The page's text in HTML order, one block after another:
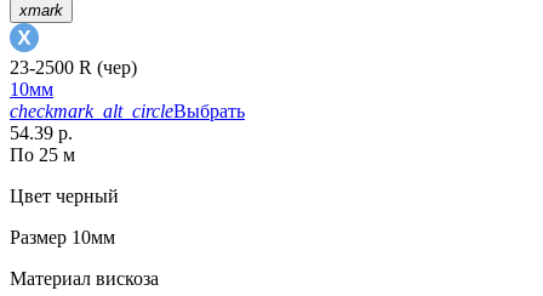
xmark
23-2500 R (чер)
10мм
checkmark_alt_circleВыбрать
54.39 р.
По 25 м
Цвет черный
Размер 10мм
Материал вискоза